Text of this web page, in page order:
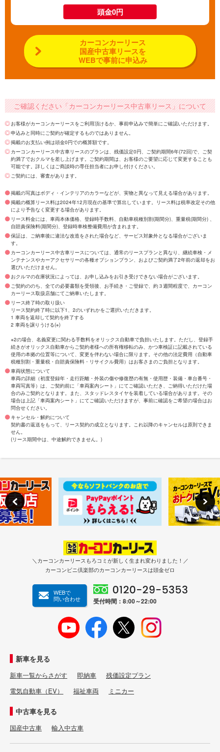
頭金0円
カーコンカーリース
国産中古車リースを
WEBで事前に申込み
ご確認ください「カーコンカーリース中古車リース」について
お客様がカーコンカーリースをご利用頂けるか、事前申込みで簡単にご確認いただけます。
申込みと同時にご契約が確定するものではありません。
掲載のお支払い例は頭金0円での概算額です。
カーコンカーリース中古車リースのプランは、残価設定0円、ご契約期間6年(72回)で、ご契
約満了でおクルマを差し上げます。ご契約期間は、お客様のご要望に応じて変更することも
可能です。詳しくはご商談時の専任担当者にお申し付けください。
ご契約には、審査があります。
掲載の写真はボディ・インテリアのカラーなどが、実物と異なって見える場合があります。
掲載の概算リース料は2024年12月現在の基準で算出しています。リース料は税率改定その他
により予告なく変更する場合があります。
リース料金には、車両本体価格、登録時手数料、自動車税種別割(期間分)、重量税(期間分) 、
自賠責保険料(期間分)、登録時車検整備費用が含まれます。
保証は、ご納車後に違法な改造をされた場合など、サービス対象外となる場合がございま
す。
カーコンカーリース中古車リースについては、通常のリースプランと異なり、継続車検・メ
ンテナンスやカーアクセサリーの各種オプションプラン、およびご契約満了2年前の返却をお
選びいただけません。
おクルマの在庫状況によっては、お申し込みをお引き受けできない場合がございます。
ご契約ののち、全ての必要書類を受領後、お手続き・ご登録で、約３週間程度で、カーコン
カーリース取扱店舗にてご納車いたします。
リース終了時の取り扱い
リース契約終了時に以下1、2のいずれかをご選択いただきます。
1 車両を返却して契約を終了する
2 車両を譲りうける(※)
※2の場合、名義変更に関わる手数料をオリックス自動車で負担いたします。ただし、登録手
続きがオリックス自動車からご契約者様への所有権移転のみ、かつ車検証に記載されている
使用の本拠の位置等について、変更を伴わない場合に限ります。その他の法定費用（自動車
税種別割・重量税・自賠責保険料・リサイクル費用）はお客さまのご負担となります。
車両状態について
車両の詳細（初度登録年・走行距離・外装の傷や修復歴の有無・使用歴・装備・車台番号・
車両写真等）は、ご契約前に「車両案内シート」にてご確認いただき、ご納得いただけた場
合のみご契約となります。また、スタッドレスタイヤを装着している場合があります。その
場合は上記「車両案内シート」にてご確認いただけますが、事前に確認をご希望の場合はお
問合せください。
キャンセル・解約について
契約書の返送をもって、リース契約の成立となります。これ以降のキャンセルは原則できま
せん。
(リース期間中は、中途解約できません。)
＼カーコンカーリースもろコミが新しく生まれ変わりました！／
カーコンビニ倶楽部のカーコンカーリースは頭金ゼロ
WEBで
問い合わせ
受付時間：8:00～22:00
新車を見る
新車一覧からさがす 即納車
残価設定プラン
電気自動車（EV）
福祉車両 ミニカー
中古車を見る
国産中古車 輸入中古車